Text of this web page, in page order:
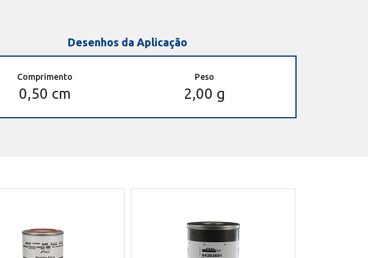
Desenhos da Aplicação
Comprimento
0,50 cm
Peso
2,00 g